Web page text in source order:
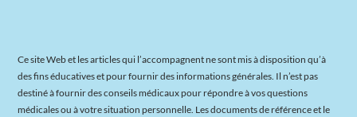
Ce site Web et les articles qui l’accompagnent ne sont mis à disposition qu’à
des fins éducatives et pour fournir des informations générales. Il n’est pas
destiné à fournir des conseils médicaux pour répondre à vos questions
médicales ou à votre situation personnelle. Les documents de référence et le